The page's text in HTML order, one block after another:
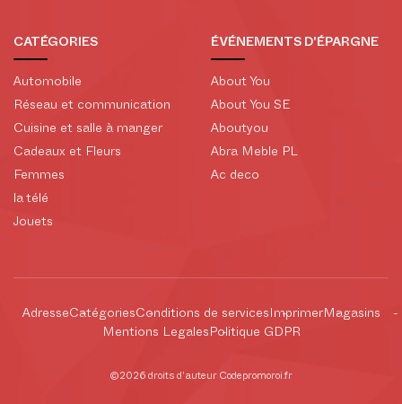
CATÉGORIES
Automobile
Réseau et communication
Cuisine et salle à manger
Cadeaux et Fleurs
Femmes
la télé
Jouets
ÉVÉNEMENTS D'ÉPARGNE
About You
About You SE
Aboutyou
Abra Meble PL
Ac deco
Adresse Catégories Conditions de services Imprimer Magasins
Mentions Legales Politique GDPR
©2026 droits d'auteur Codepromoroi.fr